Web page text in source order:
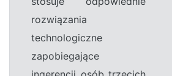
rozwiązania
technologiczne
zapobiegające